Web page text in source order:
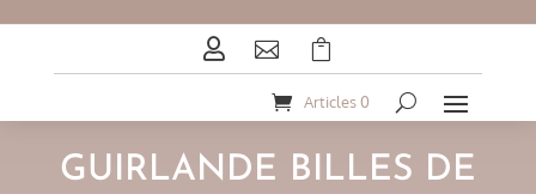
  
Articles 0
GUIRLANDE BILLES DE